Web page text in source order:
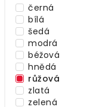
Zeller
černá
bílá
šedá
modrá
béžová
hnědá
růžová
zlatá
zelená